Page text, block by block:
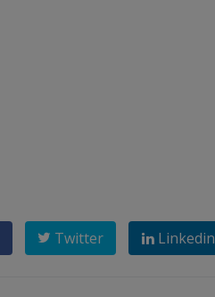
Twitter Linkedin